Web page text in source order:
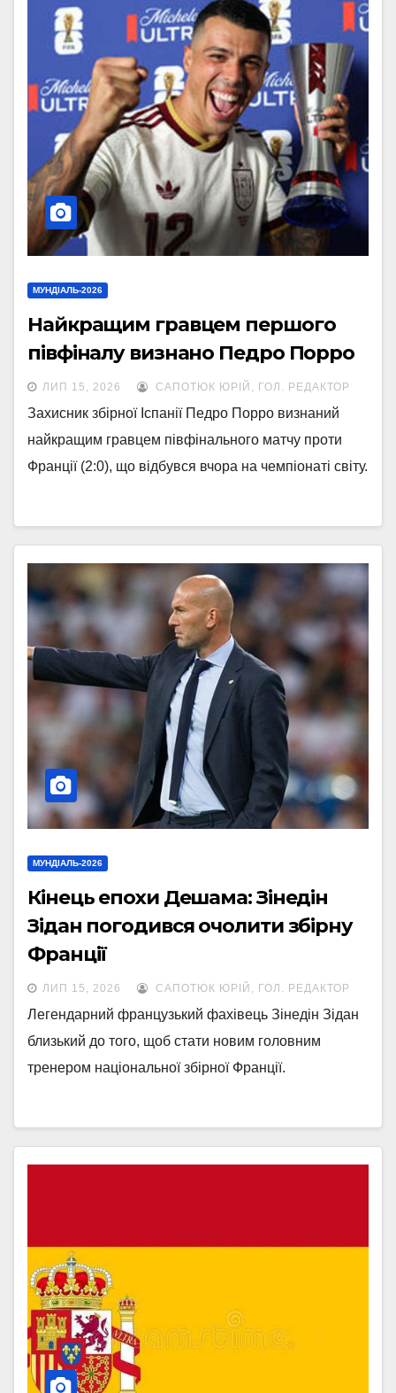
МУНДІАЛЬ-2026
Найкращим гравцем першого
півфіналу визнано Педро Порро
ЛИП 15, 2026 САПОТЮК ЮРІЙ, ГОЛ. РЕДАКТОР
Захисник збірної Іспанії Педро Порро визнаний
найкращим гравцем півфінального матчу проти
Франції (2:0), що відбувся вчора на чемпіонаті світу.
МУНДІАЛЬ-2026
Кінець епохи Дешама: Зінедін
Зідан погодився очолити збірну
Франції
ЛИП 15, 2026 САПОТЮК ЮРІЙ, ГОЛ. РЕДАКТОР
Легендарний французький фахівець Зінедін Зідан
близький до того, щоб стати новим головним
тренером національної збірної Франції.